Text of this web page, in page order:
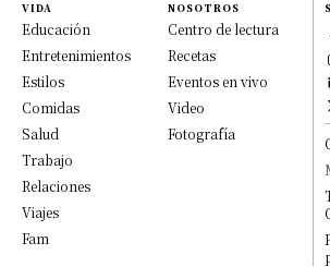
VIDA
Educación
Entretenimientos
Estilos
Comidas
Salud
Trabajo
Relaciones
Viajes
Fam
NOSOTROS
Centro de lectura
Recetas
Eventos en vivo
Video
Fotografía